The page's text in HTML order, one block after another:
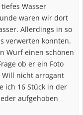
Wasser
waren wir dort
Allerdings in so
verwerten konnten.
Wurf einen schönen
ob er ein Foto
Will nicht arrogant
ich 16 Stück in der
aufgehoben